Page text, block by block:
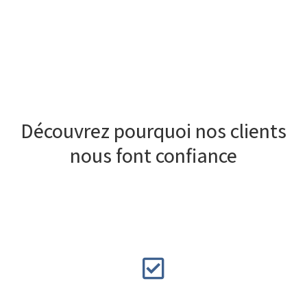
Découvrez pourquoi nos clients
nous font confiance